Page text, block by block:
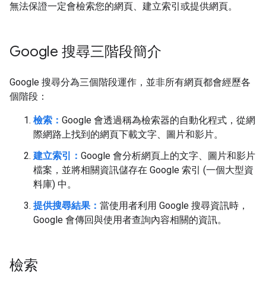
無法保證一定會檢索您的網頁、建立索引或提供網頁。
Google 搜尋三階段簡介
Google 搜尋分為三個階段運作，並非所有網頁都會經歷各
個階段：
檢索： Google 會透過稱為檢索器的自動化程式，從網
際網路上找到的網頁下載文字、圖片和影片。
建立索引： Google 會分析網頁上的文字、圖片和影片
檔案，並將相關資訊儲存在 Google 索引 (一個大型資
料庫) 中。
提供搜尋結果： 當使用者利用 Google 搜尋資訊時，
Google 會傳回與使用者查詢內容相關的資訊。
檢索